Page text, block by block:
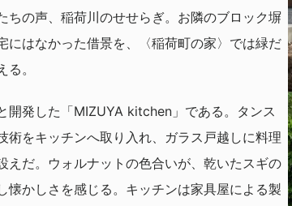
ちの声、稲荷川のせせらぎ。お隣のブロック塀
にはなかった借景を、〈稲荷町の家〉では緑だ
。
開発した「MIZUYA kitchen」である。タンス
術をキッチンへ取り入れ、ガラス戸越しに料理
えだ。ウォルナットの色合いが、乾いたスギの
懐かしさを感じる。キッチンは家具屋による製